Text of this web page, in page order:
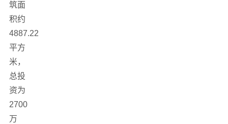
筑面
积约
4887.22
平方
米，
总投
资为
2700
万